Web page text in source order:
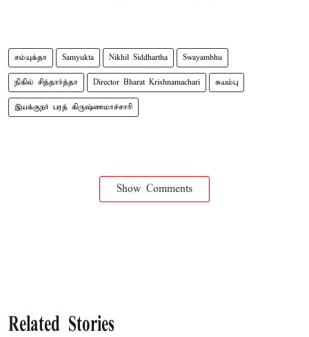
சம்யுக்தா Samyukta Nikhil Siddhartha Swayambhu
நிகில் சித்​தார்த்தா Director Bharat Krishnamachari சுயம்​பு
இயக்குநர் பரத் கிருஷ்ணமாச்​சாரி
Show Comments
Related Stories